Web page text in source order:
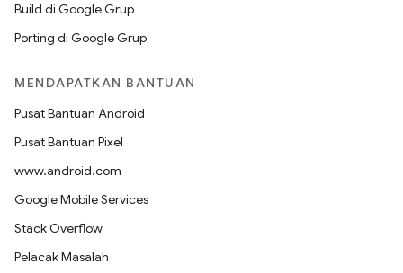
Build di Google Grup
Porting di Google Grup
MENDAPATKAN BANTUAN
Pusat Bantuan Android
Pusat Bantuan Pixel
www.android.com
Google Mobile Services
Stack Overflow
Pelacak Masalah